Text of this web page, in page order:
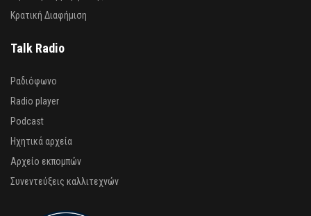
Κρατική Διαφήμιση
Talk Radio
Ραδιόφωνο
Radio player
Podcast
Ηχητικά αρχεία
Αρχείο εκπομπών
Συνεντεύξεις καλλιτεχνών